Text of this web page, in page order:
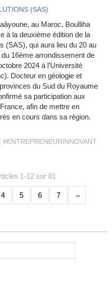
(SAS)
au Maroc, Boulliha
à la deuxième édition de la
(SAS), qui aura lieu du 20 au
16ème arrondissement de
2024 à l’Université
Docteur en géologie et
du Sud du Royaume
sa participation aux
afin de mettre en
en cours dans sa région.
#ENTREPRENEURINNOVANT
1-12 sur 81
4 5 6 7